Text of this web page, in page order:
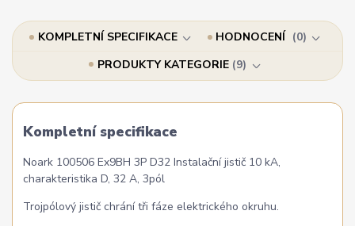
KOMPLETNÍ SPECIFIKACE HODNOCENÍ
0
PRODUKTY KATEGORIE 9
Kompletní specifikace
Noark 100506 Ex9BH 3P D32 Instalační jistič 10 kA,
charakteristika D, 32 A, 3pól
Trojpólový jistič chrání tři fáze elektrického okruhu.